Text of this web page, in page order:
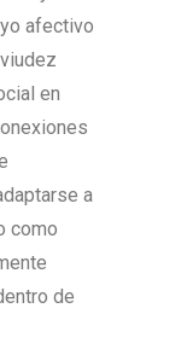
afectivo
en
a
como
de